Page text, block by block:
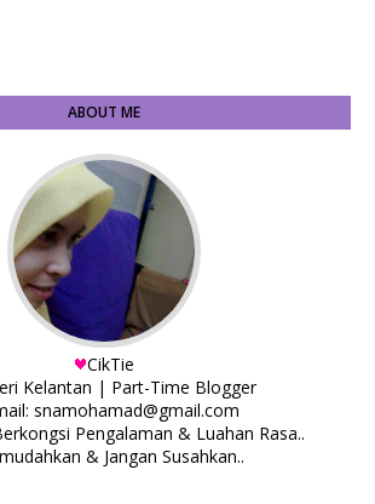
ABOUT ME
CikTie
Kelantan | Part-Time Blogger
snamohamad@gmail.com
Pengalaman & Luahan Rasa..
& Jangan Susahkan..